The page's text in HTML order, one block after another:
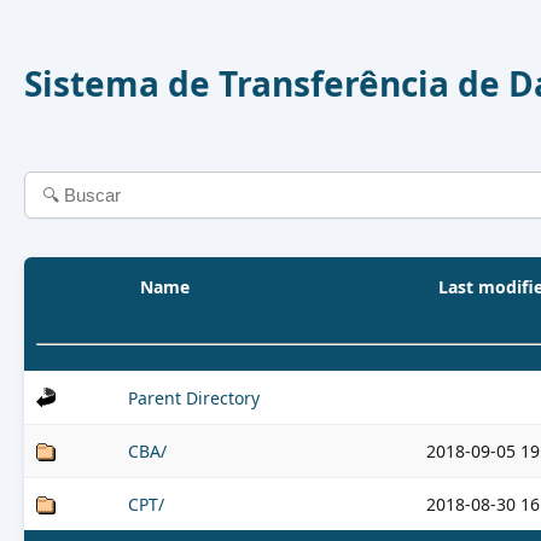
Sistema de Transferência de
Name Last
Parent Directory
CBA/ 2018-09-05
CPT/ 2018-08-30